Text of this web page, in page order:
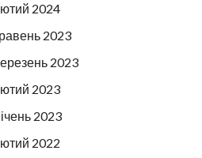
2024
2023
2023
2023
2023
2022